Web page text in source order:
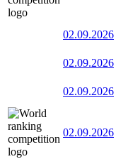
02.09.2026
02.09.2026
02.09.2026
02.09.2026